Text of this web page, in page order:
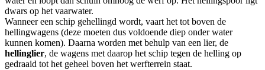
dwars op het vaarwater.
Wanneer een schip gehellingd wordt, vaart het tot boven de
hellingwagens (deze moeten dus voldoende diep onder water
kunnen komen). Daarna worden met behulp van een lier, de
hellinglier, de wagens met daarop het schip tegen de helling op
gedraaid tot het geheel boven het werfterrein staat.